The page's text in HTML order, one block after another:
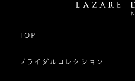
TOP
ブライダルコレクション